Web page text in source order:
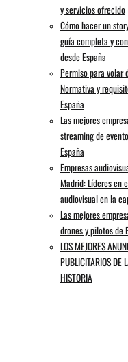
y servicios ofrecido
Cómo hacer un
guía completa y
desde España
Permiso para volar
Normativa y
España
Las mejores
streaming de
España
Empresas
Madrid: Líderes en
audiovisual en la
Las mejores
drones y pilotos de
LOS MEJORES
PUBLICITARIOS DE
HISTORIA
Empresa